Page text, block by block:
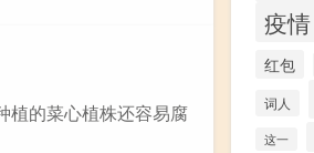
植的菜心植株还容易腐
疫情
红包
词人
这一